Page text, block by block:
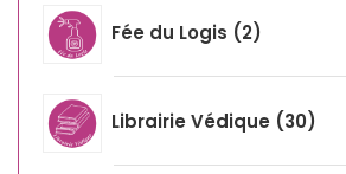
Fée du Logis 2
Librairie Védique 30